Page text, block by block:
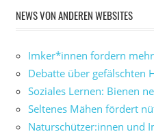
NEWS VON ANDEREN WEBSITES
Imker*innen fordern
Debatte über gefälschten
Soziales Lernen: Bienen
Seltenes Mähen fördert
Naturschützer:innen und